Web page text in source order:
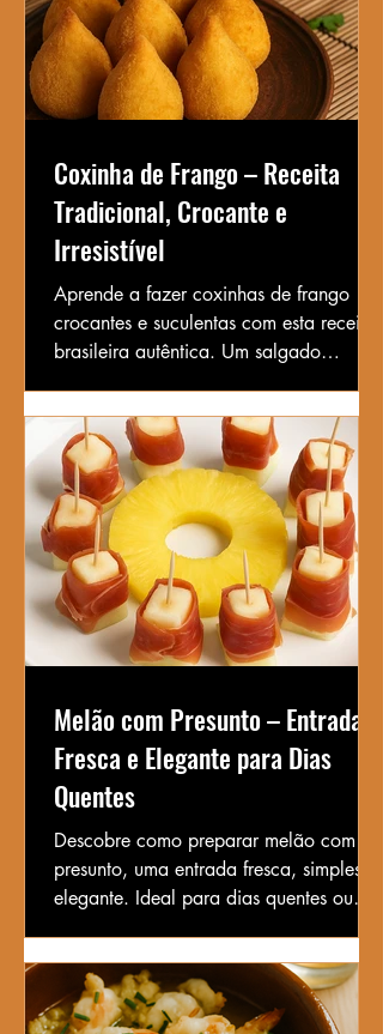
Coxinha de Frango – Receita
Tradicional, Crocante e
Irresistível
Aprende a fazer coxinhas de frango
crocantes e suculentas com esta receita
brasileira autêntica. Um salgado
Melão com Presunto – Entrada
Fresca e Elegante para Dias
Quentes
Descobre como preparar melão com
presunto, uma entrada fresca, simples e
elegante. Ideal para dias quentes ou